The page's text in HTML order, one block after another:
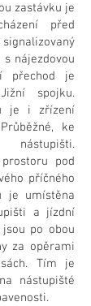
zastávku je
před
nájezdovou
přechod je
spojku.
je i zřízení
ke
nástupišti.
pod
příčného
je umístěna
a jízdní
po obou
za opěrami
Tím je
nástupišté